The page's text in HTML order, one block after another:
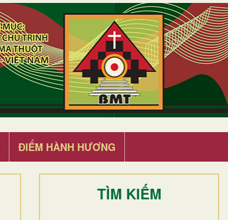
ĐIỂM HÀNH HƯƠNG
TÌM KIẾM